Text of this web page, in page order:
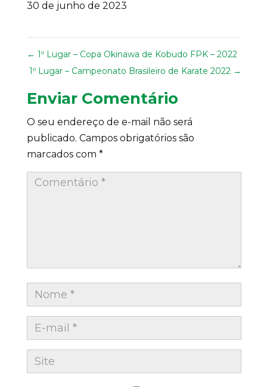
30 de junho de 2023
← 1º Lugar – Copa Okinawa de Kobudo FPK – 2022
1º Lugar – Campeonato Brasileiro de Karate 2022 →
Enviar Comentário
O seu endereço de e-mail não será
publicado. Campos obrigatórios são
marcados com *